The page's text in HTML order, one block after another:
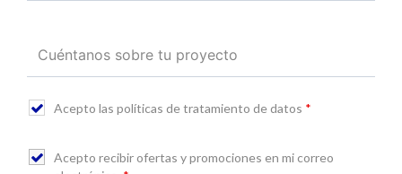
Acepto las políticas de tratamiento de datos *
Acepto recibir ofertas y promociones en mi correo